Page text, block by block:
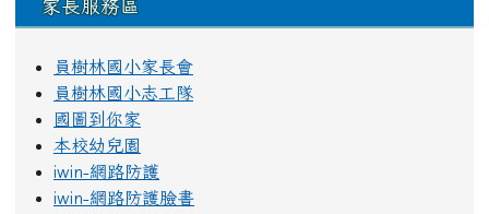
家長服務區
員樹林國小家長會
員樹林國小志工隊
國圖到你家
本校幼兒園
iwin-網路防護
iwin-網路防護臉書